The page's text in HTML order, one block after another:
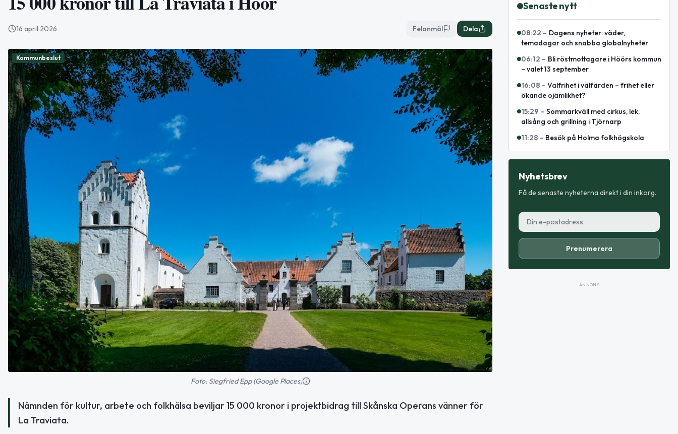
16 april 2026 Felanmäl Dela
Kommunbeslut
Foto: Siegfried Epp (Google Places)
Nämnden för kultur, arbete och folkhälsa beviljar 15 000 kronor i projektbidrag till Skånska Operans vänner för
La Traviata.
Senaste nytt
08:22 – Dagens nyheter: väder,
temadagar och snabba globalnyheter
06:12 – Bli röstmottagare i Höörs kommun
– valet 13 september
16:08 – Valfrihet i välfärden – frihet eller
ökande ojämlikhet?
15:29 – Sommarkväll med cirkus, lek,
allsång och grillning i Tjörnarp
11:28 – Besök på Holma folkhögskola
Nyhetsbrev
Få de senaste nyheterna direkt i din inkorg.
Prenumerera
ANNONS